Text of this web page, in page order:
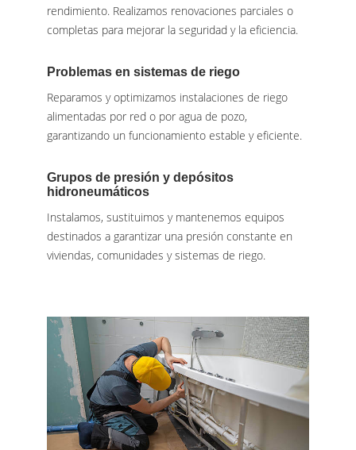
rendimiento. Realizamos renovaciones parciales o
completas para mejorar la seguridad y la eficiencia.
Problemas en sistemas de riego
Reparamos y optimizamos instalaciones de riego
alimentadas por red o por agua de pozo,
garantizando un funcionamiento estable y eficiente.
Grupos de presión y depósitos
hidroneumáticos
Instalamos, sustituimos y mantenemos equipos
destinados a garantizar una presión constante en
viviendas, comunidades y sistemas de riego.